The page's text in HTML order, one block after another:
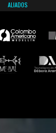
ALIADOS